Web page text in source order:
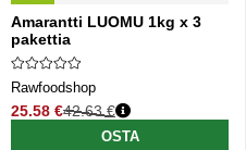
Amarantti LUOMU 1kg x 3
pakettia
Rawfoodshop
25.58 €
Normaali hinta
42.63 €
OSTA